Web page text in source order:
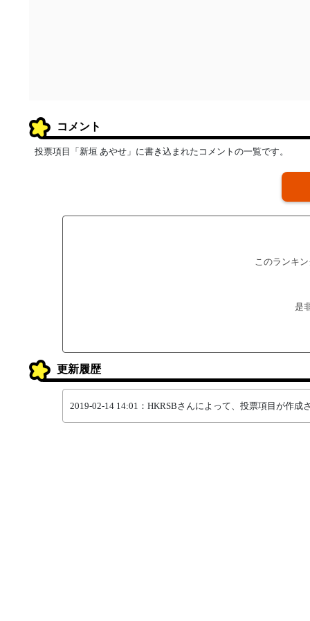
コメント
投票項目「新垣 あやせ」に書き込まれたコメントの一覧です。
このランキ
是
更新履歴
2019-02-14 14:01：HKRSBさんによって、投票項目が作成